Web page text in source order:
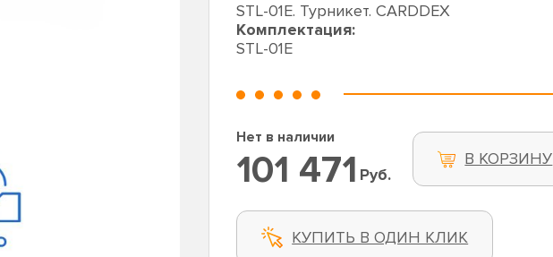
STL-01E. Турникет. CARDDEX
Комплектация:
STL-01E
Нет в наличии
101 471 Руб.
В КОРЗИНУ
КУПИТЬ В ОДИН КЛИК